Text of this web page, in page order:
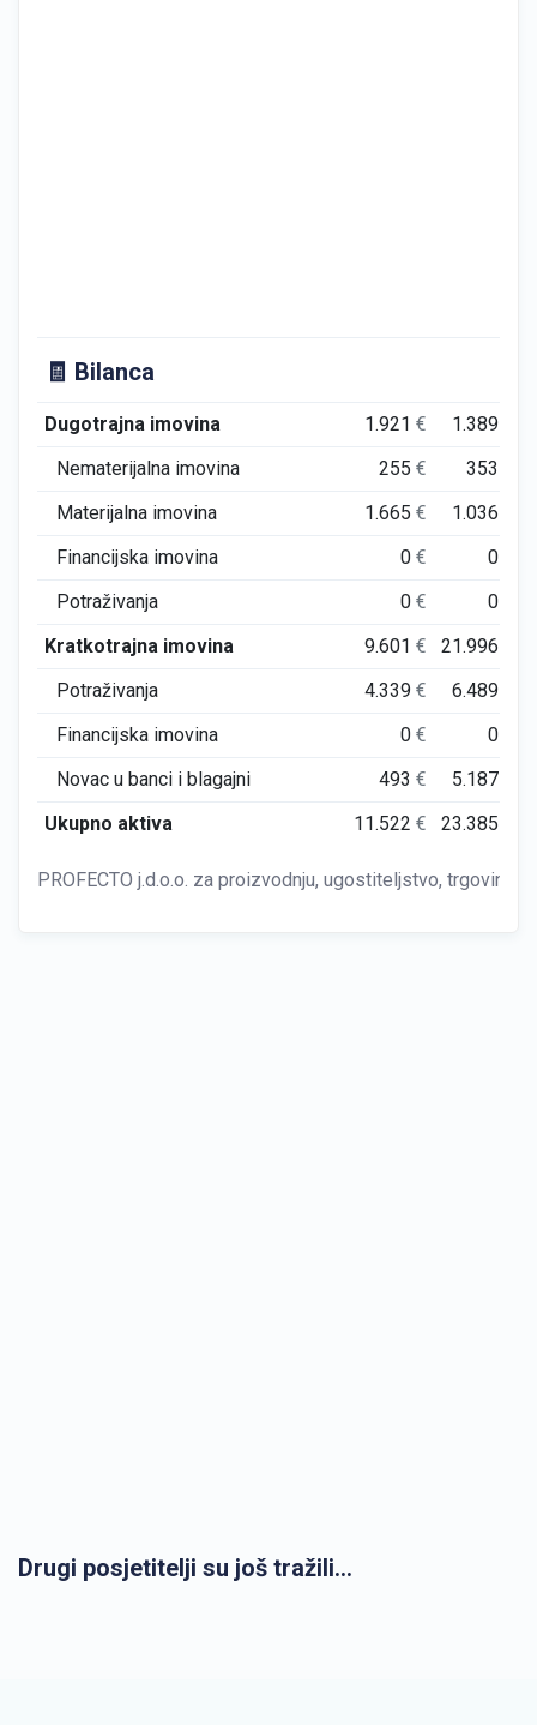
🧾 Bilanca
Dugotrajna imovina 1.921€ 1.389
Nematerijalna imovina
255€ 353
Materijalna imovina
1.665€ 1.036
Financijska imovina
0€ 0
Potraživanja
0€ 0
Kratkotrajna imovina
9.601€ 21.996
Potraživanja
4.339€ 6.489
Financijska imovina
0€ 0
Novac u banci i blagajni
493€ 5.187
Ukupno aktiva
11.522€ 23.385
PROFECTO j.d.o.o. za proizvodnju, ugostiteljstvo, trgovinu i
Drugi posjetitelji su još tražili...